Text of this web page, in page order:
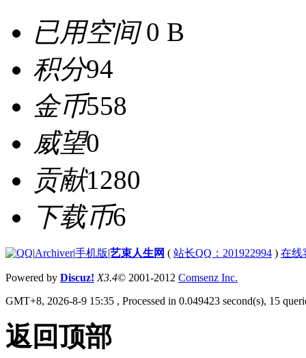
已用空间0 B
积分94
金币558
威望0
贡献1280
下载币6
|Archiver|手机版|艺束人生网 ( 站长QQ：201922994 ) 在线
Powered by Discuz! X3.4© 2001-2012 Comsenz Inc.
GMT+8, 2026-8-9 15:35 , Processed in 0.049423 second(s), 15
返回顶部